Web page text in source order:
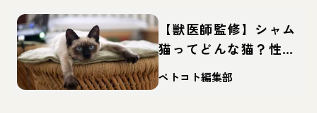
【獣医師監修】シャム
猫ってどんな猫？性
格・体重・寿命の特
徴・迎え方
ペトコト編集部